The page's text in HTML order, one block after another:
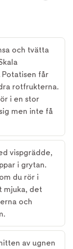
och tvätta
får
rotfrukterna.
i en stor
men inte få
vispgrädde,
i grytan.
du rör i
mjuka, det
och
av ugnen